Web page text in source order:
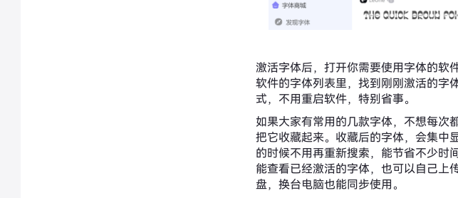
激活字体后，打开你需要使用字体的软
软件的字体列表里，找到刚刚激活的字
式，不用重启软件，特别省事。
如果大家有常用的几款字体，不想每
把它收藏起来。收藏后的字体，会集
的时候不用再重新搜索，能节省不少
能查看已经激活的字体，也可以自己上
盘，换台电脑也能同步使用。